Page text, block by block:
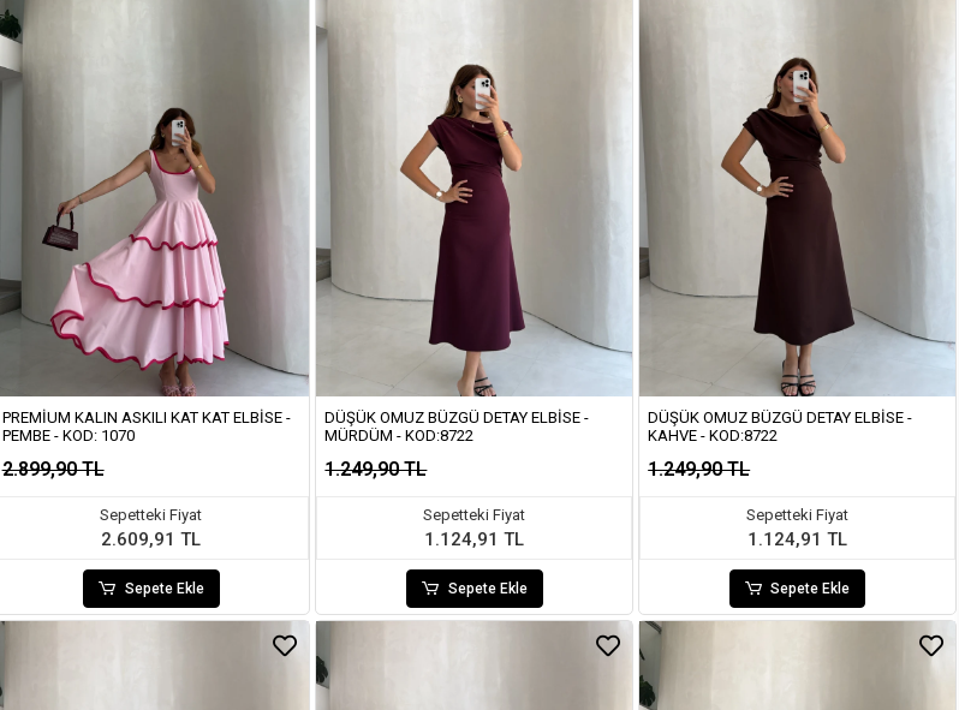
PREMIUM KALIN ASKILI KAT KAT ELBISE -
PEMBE - KOD: 1070
2.899,90 TL
Sepetteki Fiyat
2.609,91 TL
Sepete Ekle
DÜŞÜK OMUZ BÜZGÜ DETAY ELBISE -
MÜRDÜM - KOD:8722
1.249,90 TL
Sepetteki Fiyat
1.124,91 TL
Sepete Ekle
DÜŞÜK OMUZ BÜZGÜ DETAY ELBISE -
KAHVE - KOD:8722
1.249,90 TL
Sepetteki Fiyat
1.124,91 TL
Sepete Ekle